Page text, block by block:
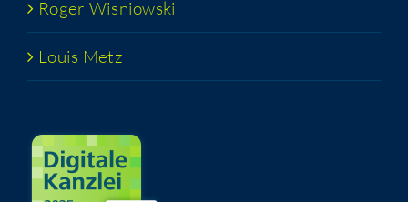
Roger Wis­niow­ski
Lou­is Metz